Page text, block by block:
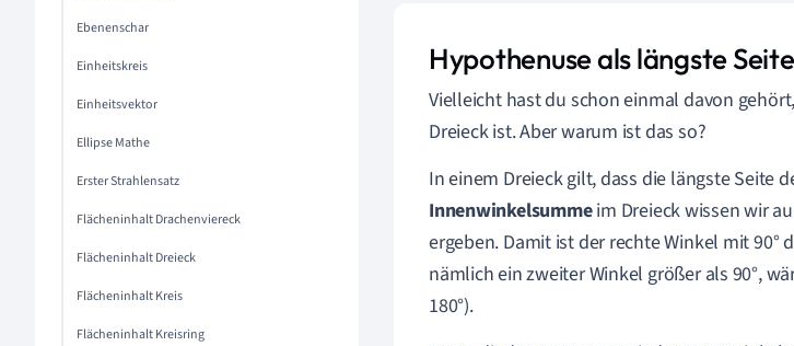
Ebenenschar
Einheitskreis
Einheitsvektor
Ellipse Mathe
Erster Strahlensatz
Flächeninhalt Drachenviereck
Flächeninhalt Dreieck
Flächeninhalt Kreis
Flächeninhalt Kreisring
Hypothenuse als längste
Vielleicht hast du schon einmal davon
Dreieck ist. Aber warum ist das so?
In einem Dreieck gilt, dass die längste Seite
Innenwinkelsummeim Dreieck wissen wir
ergeben. Damit ist der rechte Winkel mit 90°
nämlich ein zweiter Winkel größer als 90°,
180°).